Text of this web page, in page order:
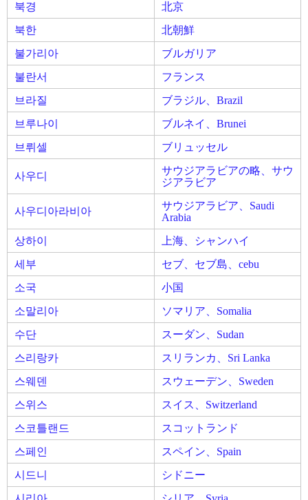
북경
北京
북한
北朝鮮
불가리아
ブルガリア
불란서
フランス
브라질
ブラジル、Brazil
브루나이
ブルネイ、Brunei
브뤼셀
ブリュッセル
사우디
サウジアラビアの略、サウ
ジアラビア
사우디아라비아
サウジアラビア、Saudi
Arabia
상하이
上海、シャンハイ
세부
セブ、セブ島、cebu
소국
小国
소말리아
ソマリア、Somalia
수단
スーダン、Sudan
스리랑카
スリランカ、Sri Lanka
스웨덴
スウェーデン、Sweden
스위스
スイス、Switzerland
스코틀랜드
スコットランド
스페인
スペイン、Spain
시드니
シドニー